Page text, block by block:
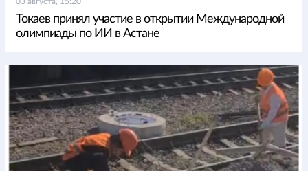
Токаев принял участие в открытии Международной
олимпиады по ИИ в Астане